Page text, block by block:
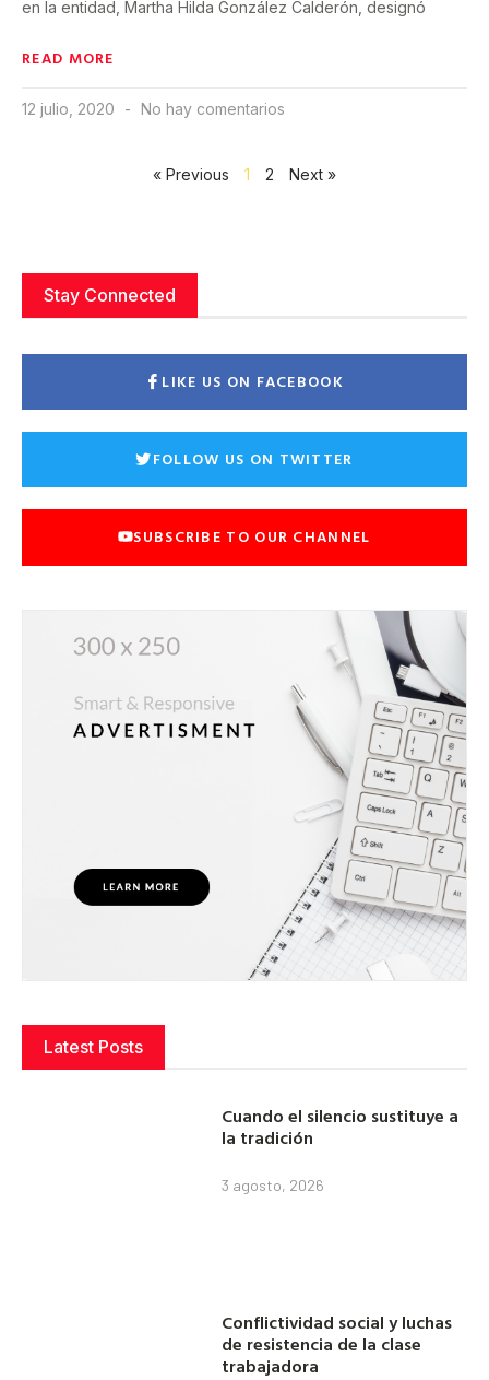
en la entidad, Martha Hilda González Calderón, designó
READ MORE
12 julio, 2020 No hay comentarios
« Previous 1 2 Next »
Stay Connected
LIKE US ON FACEBOOK
FOLLOW US ON TWITTER
SUBSCRIBE TO OUR CHANNEL
Latest Posts
Cuando el silencio sustituye a
la tradición
3 agosto, 2026
Conflictividad social y luchas
de resistencia de la clase
trabajadora